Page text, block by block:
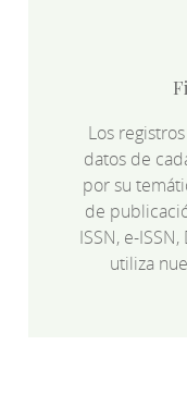
Los
datos de
por su
de
ISSN, e-
utiliza